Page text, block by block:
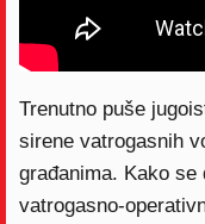
Trenutno puše
sirene vatrogasnih
građanima. Kako se
vatrogasno-